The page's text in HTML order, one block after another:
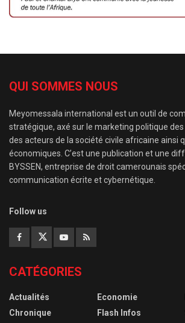
QUI SOMMES NOUS
Meyomessala international est un outil de
stratégique, axé sur le marketing politique des
des acteurs de la société civile africaine ainsi
économiques. C’est une publication et une
BYSSEN, entreprise de droit camerounais
communication écrite et cybernétique.
Follow us
CATÉGORIES
Actualités
Chronique
Economie
Flash Infos